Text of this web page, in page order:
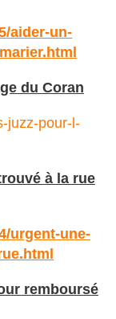
aider-un-
du Coran
juzz-pour-l-
à la rue
urgent-une-
remboursé